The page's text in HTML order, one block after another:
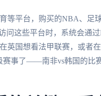
等平台，购买的NBA、足
问这些平台时，系统会通
英国想看法甲联赛，或者
赛事了——南非vs韩国的比